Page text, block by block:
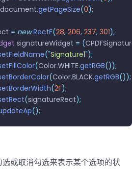
document.getPageSize(0);
= new RectF(28, 206, 237, 301);
signatureWidget = (
("Signature1");
(Color.WHITE.getRGB());
(Color.BLACK.getRGB());
(2F);
(signatureRect);
();
或取消勾选来表示某个选项的状